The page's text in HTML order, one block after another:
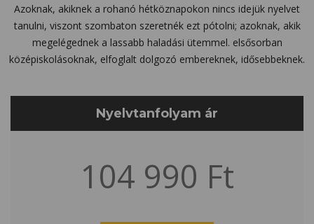
Azoknak, akiknek a rohanó hétköznapokon nincs idejük nyelvet
tanulni, viszont szombaton szeretnék ezt pótolni; azoknak, akik
megelégednek a lassabb haladási ütemmel. elsősorban
középiskolásoknak, elfoglalt dolgozó embereknek, idősebbeknek.
Nyelvtanfolyam ár
104 990 Ft